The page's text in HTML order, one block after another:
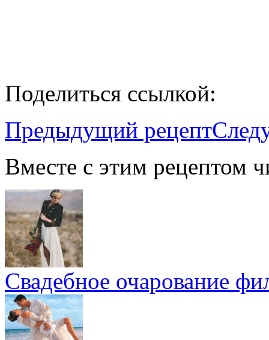
Поделиться ссылкой:
Предыдущий рецепт
Вместе с этим рецептом
Свадебное очарование